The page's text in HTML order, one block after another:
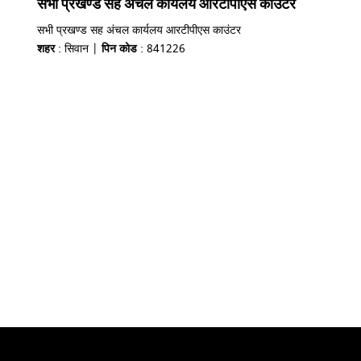
सभी प्रखण्ड सह अंचल कार्यलय आरटीपीएस काउंटर
सभी प्रखण्ड सह अंचल कार्यलय आरटीपीएस काउंटर
शहर: सिवान |पिन कोड: 841226